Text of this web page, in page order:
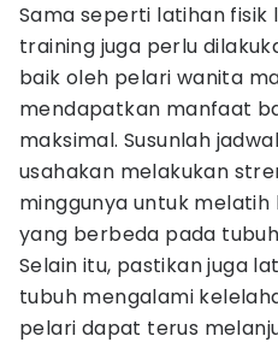
Sama seperti latihan fisik
training juga perlu
baik oleh pelari wanita
mendapatkan manfaat
maksimal. Susunlah
usahakan melakukan
minggunya untuk
yang berbeda pada
Selain itu, pastikan juga
tubuh mengalami
pelari dapat terus